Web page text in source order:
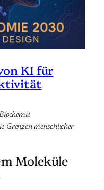
KI für
Grenzen menschlicher
Moleküle